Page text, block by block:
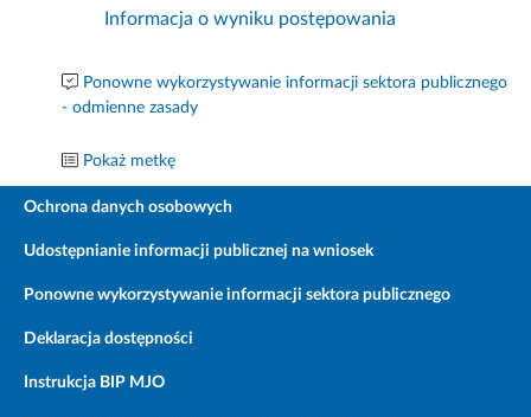
Informacja o wyniku postępowania
Ponowne wykorzystywanie informacji sektora publicznego
- odmienne zasady
Pokaż metkę
Ochrona danych osobowych
Udostępnianie informacji publicznej na wniosek
Ponowne wykorzystywanie informacji sektora publicznego
Deklaracja dostępności
Instrukcja BIP MJO